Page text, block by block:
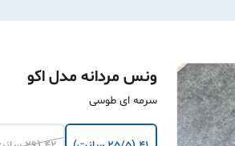
ونس مردانه مدل اکو
سرمه ای طوسی